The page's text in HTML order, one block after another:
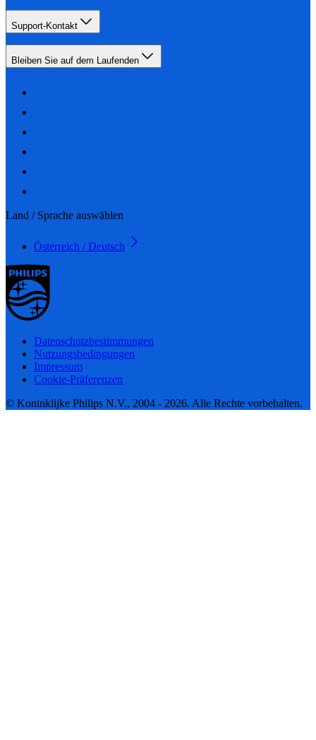
Support-Kontakt
Bleiben Sie auf dem Laufenden
Land / Sprache auswählen
Österreich / Deutsch
Datenschutzbestimmungen
Nutzungsbedingungen
Impressum
Cookie-Präferenzen
© Koninklijke Philips N.V., 2004 - 2026. Alle Rechte vorbehalten.